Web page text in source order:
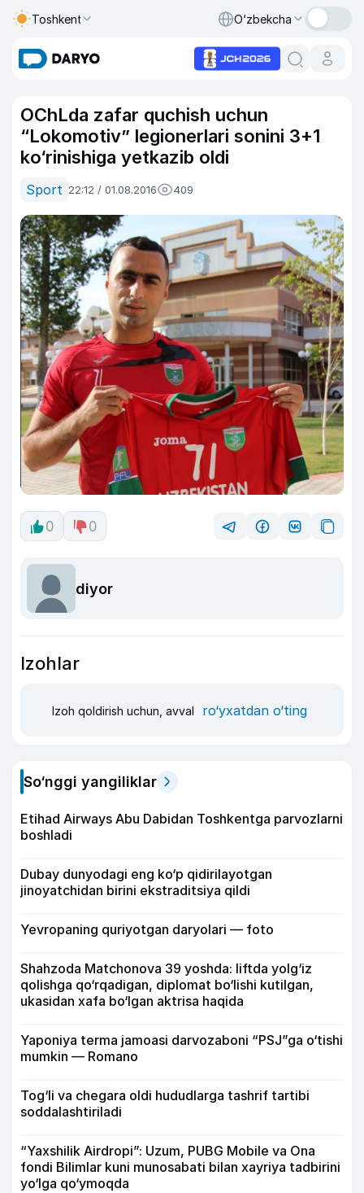
Toshkent O‘zbekcha
OChLda zafar quchish uchun
“Lokomotiv” legionerlari sonini 3+1
ko‘rinishiga yetkazib oldi
Sport 22:12 / 01.08.2016 409
0 0
diyor
Izohlar
Izoh qoldirish uchun, avval ro‘yxatdan o‘ting
So‘nggi yangiliklar
Etihad Airways Abu Dabidan Toshkentga parvozlarni
boshladi
Dubay dunyodagi eng ko‘p qidirilayotgan
jinoyatchidan birini ekstraditsiya qildi
Yevropaning quriyotgan daryolari — foto
Shahzoda Matchonova 39 yoshda: liftda yolg‘iz
qolishga qo‘rqadigan, diplomat bo‘lishi kutilgan,
ukasidan xafa bo‘lgan aktrisa haqida
Yaponiya terma jamoasi darvozaboni “PSJ”ga o‘tishi
mumkin — Romano
Tog‘li va chegara oldi hududlarga tashrif tartibi
soddalashtiriladi
“Yaxshilik Airdropi”: Uzum, PUBG Mobile va Ona
fondi Bilimlar kuni munosabati bilan xayriya tadbirini
yo‘lga qo‘ymoqda